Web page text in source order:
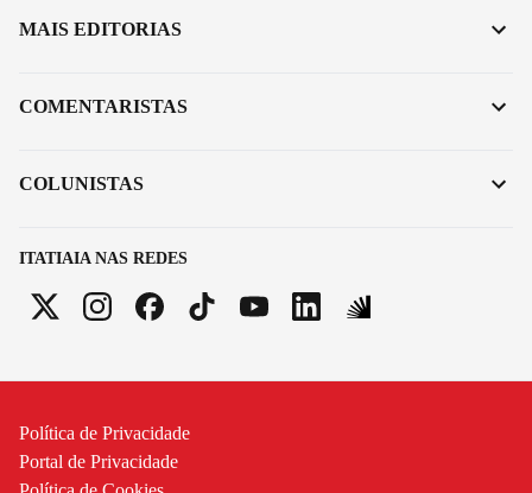
ITATIAIA NAS REDES
MAIS EDITORIAS
COMENTARISTAS
COLUNISTAS
Política de Privacidade
Portal de Privacidade